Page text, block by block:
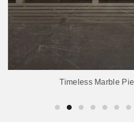
Timeless Marble